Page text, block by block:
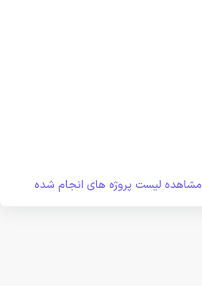
مشاهده لیست پروژه های انجام شده